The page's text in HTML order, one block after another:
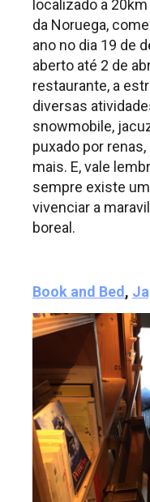
localizado a
da Noruega,
ano no dia 19 de
aberto até 2 de
restaurante, a
diversas
snowmobile,
puxado por
mais. E, vale
sempre existe
vivenciar a
boreal.
Book and Bed,